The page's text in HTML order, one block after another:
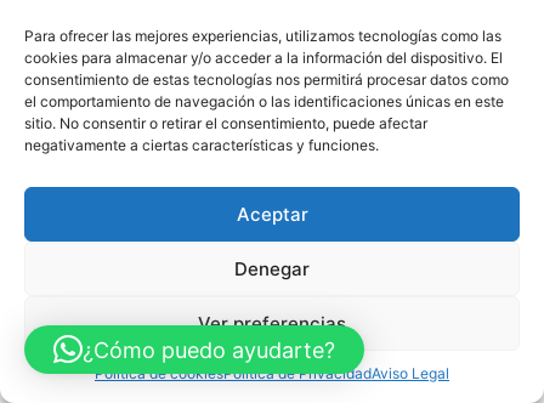
Para ofrecer las mejores experiencias, utilizamos tecnologías como las
cookies para almacenar y/o acceder a la información del dispositivo. El
consentimiento de estas tecnologías nos permitirá procesar datos como
el comportamiento de navegación o las identificaciones únicas en este
sitio. No consentir o retirar el consentimiento, puede afectar
negativamente a ciertas características y funciones.
Aceptar
Denegar
Ver preferencias
Política de cookiesPolítica de PrivacidadAviso Legal
FINANCIADO POR LA UNIÓN EUROPEA CON EL PROGRAMA KIT
DIGITAL POR LOS FONDOS NEXT GENERATION (EU) DEL
MECANISMO DE RECUPERACIÓN Y RESILENCIA
© Guia Telefónica de Empresas – Todos los derechos reservados.
¿Cómo puedo ayudarte?